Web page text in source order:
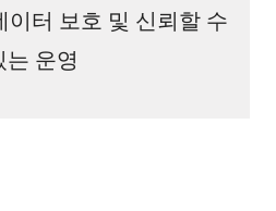
이터 보호 및 신뢰할 수
는 운영